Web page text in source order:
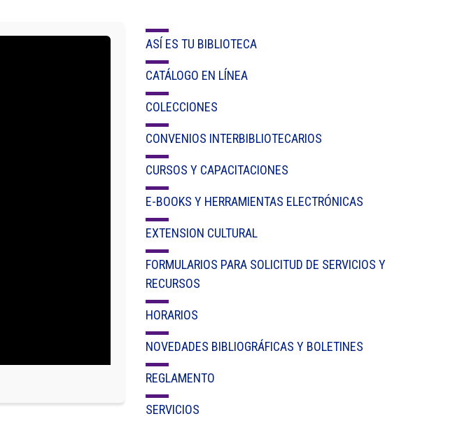
ASÍ ES TU BIBLIOTECA
CATÁLOGO EN LÍNEA
COLECCIONES
CONVENIOS INTERBIBLIOTECARIOS
CURSOS Y CAPACITACIONES
E-BOOKS Y HERRAMIENTAS ELECTRÓNICAS
EXTENSION CULTURAL
FORMULARIOS PARA SOLICITUD DE SERVICIOS Y
RECURSOS
HORARIOS
NOVEDADES BIBLIOGRÁFICAS Y BOLETINES
REGLAMENTO
SERVICIOS
Biblioteca